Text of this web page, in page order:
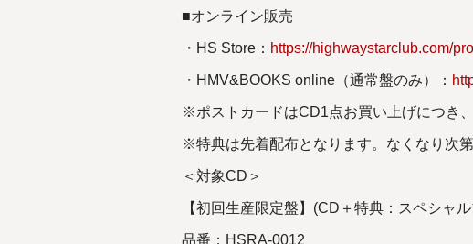
■オンライン販売
・HS Store： https://highwaystarclub.com/
・HMV&BOOKS online（通常盤のみ）：
※ポストカードはCD1点お買い上げにつき
※特典は先着配布となります。なくなり次
＜対象CD＞
【初回生産限定盤】(CD＋特典：スペシャ
品番：HSRA-0012